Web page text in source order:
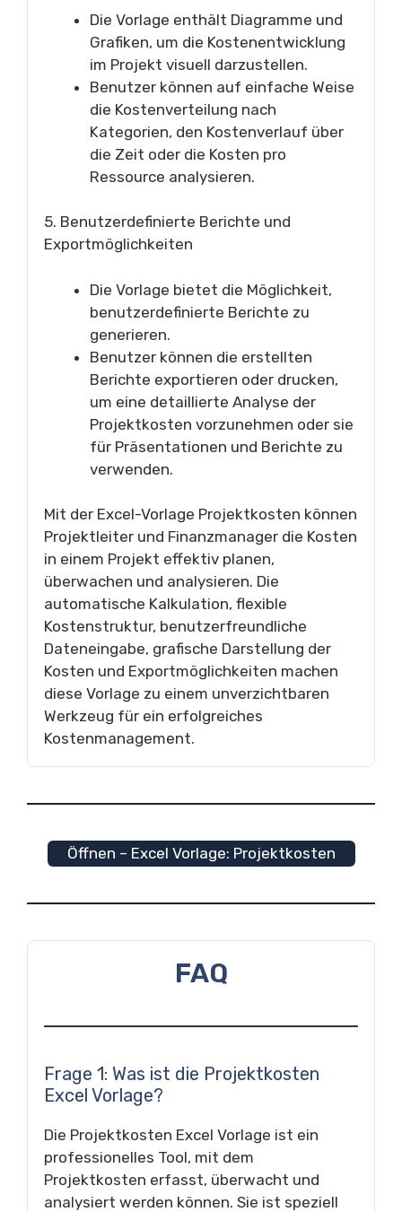
Die Vorlage enthält Diagramme und
Grafiken, um die Kostenentwicklung
im Projekt visuell darzustellen.
Benutzer können auf einfache Weise
die Kostenverteilung nach
Kategorien, den Kostenverlauf über
die Zeit oder die Kosten pro
Ressource analysieren.
5. Benutzerdefinierte Berichte und
Exportmöglichkeiten
Die Vorlage bietet die Möglichkeit,
benutzerdefinierte Berichte zu
generieren.
Benutzer können die erstellten
Berichte exportieren oder drucken,
um eine detaillierte Analyse der
Projektkosten vorzunehmen oder sie
für Präsentationen und Berichte zu
verwenden.
Mit der Excel-Vorlage Projektkosten können
Projektleiter und Finanzmanager die Kosten
in einem Projekt effektiv planen,
überwachen und analysieren. Die
automatische Kalkulation, flexible
Kostenstruktur, benutzerfreundliche
Dateneingabe, grafische Darstellung der
Kosten und Exportmöglichkeiten machen
diese Vorlage zu einem unverzichtbaren
Werkzeug für ein erfolgreiches
Kostenmanagement.
Öffnen – Excel Vorlage: Projektkosten
FAQ
Frage 1: Was ist die Projektkosten
Excel Vorlage?
Die Projektkosten Excel Vorlage ist ein
professionelles Tool, mit dem
Projektkosten erfasst, überwacht und
analysiert werden können. Sie ist speziell